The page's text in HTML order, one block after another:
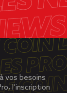
vos besoins
l’inscription